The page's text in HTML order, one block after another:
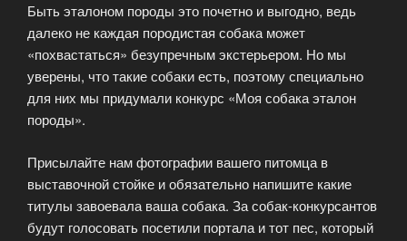
Быть эталоном породы это почетно и выгодно, ведь
далеко не каждая породистая собака может
«похвастаться» безупречным экстерьером. Но мы
уверены, что такие собаки есть, поэтому специально
для них мы придумали конкурс «Моя собака эталон
породы».
Присылайте нам фотографии вашего питомца в
выставочной стойке и обязательно напишите какие
титулы завоевала ваша собака. За собак-конкурсантов
будут голосовать посетили портала и тот пес, который